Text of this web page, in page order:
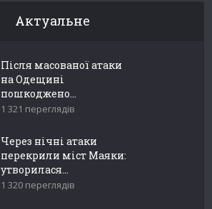
Актуальне
Після масованої атаки
на Одещині
пошкоджено...
1 321 переглядів
Через нічні атаки
перекрили міст Маяки:
утворилася...
1 320 переглядів